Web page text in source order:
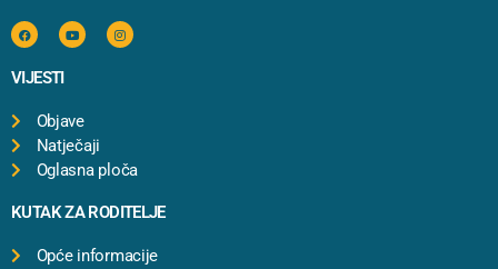
VIJESTI
Objave
Natječaji
Oglasna ploča
KUTAK ZA RODITELJE
Opće informacije